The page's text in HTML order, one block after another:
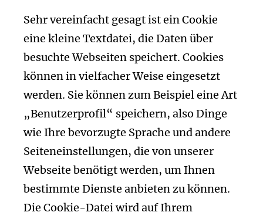
Sehr vereinfacht gesagt ist ein Cookie
eine kleine Textdatei, die Daten über
besuchte Webseiten speichert. Cookies
können in vielfacher Weise eingesetzt
werden. Sie können zum Beispiel eine Art
„Benutzerprofil“ speichern, also Dinge
wie Ihre bevorzugte Sprache und andere
Seiteneinstellungen, die von unserer
Webseite benötigt werden, um Ihnen
bestimmte Dienste anbieten zu können.
Die Cookie-Datei wird auf Ihrem